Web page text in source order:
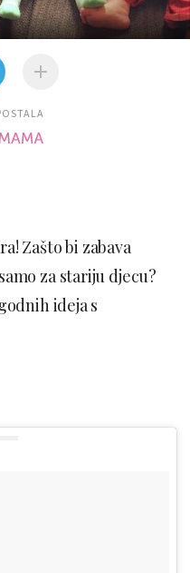
Zašto bi zabava
za stariju djecu?
ideja s